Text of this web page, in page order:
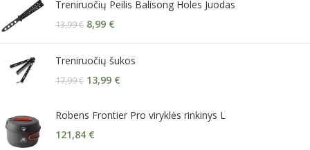
Treniruočių Peilis Balisong Holes Juodas
13,99€ 8,99 €
Treniruočių šukos
17,99€ 13,99 €
Robens Frontier Pro viryklės rinkinys L
121,84 €